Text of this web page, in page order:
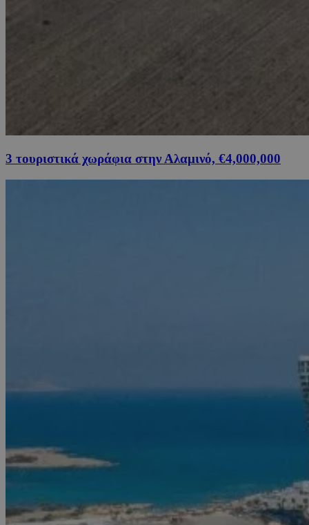
3 τουριστικά χωράφια στην Αλαμινό, €4,000,000